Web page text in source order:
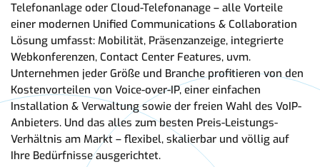
Telefonanlage oder Cloud-Telefonanage – alle Vorteile
einer modernen Unified Communications & Collaboration
Lösung umfasst: Mobilität, Präsenzanzeige, integrierte
Webkonferenzen, Contact Center Features, uvm.
Unternehmen jeder Größe und Branche profitieren von den
Kostenvorteilen von Voice-over-IP, einer einfachen
Installation & Verwaltung sowie der freien Wahl des VoIP-
Anbieters. Und das alles zum besten Preis-Leistungs-
Verhältnis am Markt – flexibel, skalierbar und völlig auf
Ihre Bedürfnisse ausgerichtet.